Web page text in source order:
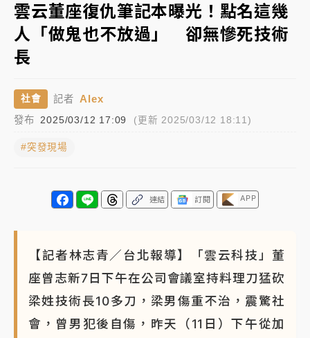
旅局回應了
中信慈善基金會想增加董事人數！辜仲諒向法院聲請遭
駁 理由曝光
故宮《龍藏經》特展第2檔！今線上預約開賣一度塞車
周六起展出延長至晚上7時
押庭
雨熱區曝
雲云董座復仇筆記本曝光！點名這幾
人「做鬼也不放過」 卻無慘死技術
長
社會 記者 Alex
發布 2025/03/12 17:09 (更新 2025/03/12 18:11)
#突發現場
連結 訂閱 APP
【記者林志青／台北報導】「雲云科技」董
座曾志新7日下午在公司會議室持料理刀猛砍
梁姓技術長10多刀，梁男傷重不治，震驚社
會，曾男犯後自傷，昨天（11日）下午從加